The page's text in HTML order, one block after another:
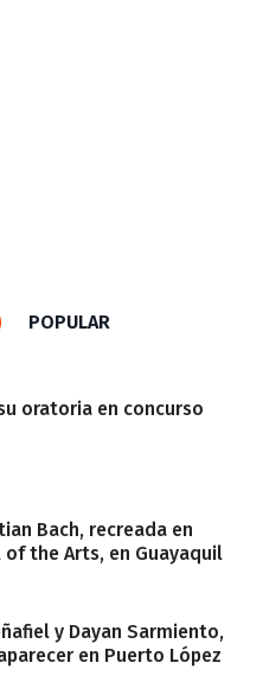
POPULAR
oratoria en concurso
Bach, recreada en
the Arts, en Guayaquil
y Dayan Sarmiento,
en Puerto López